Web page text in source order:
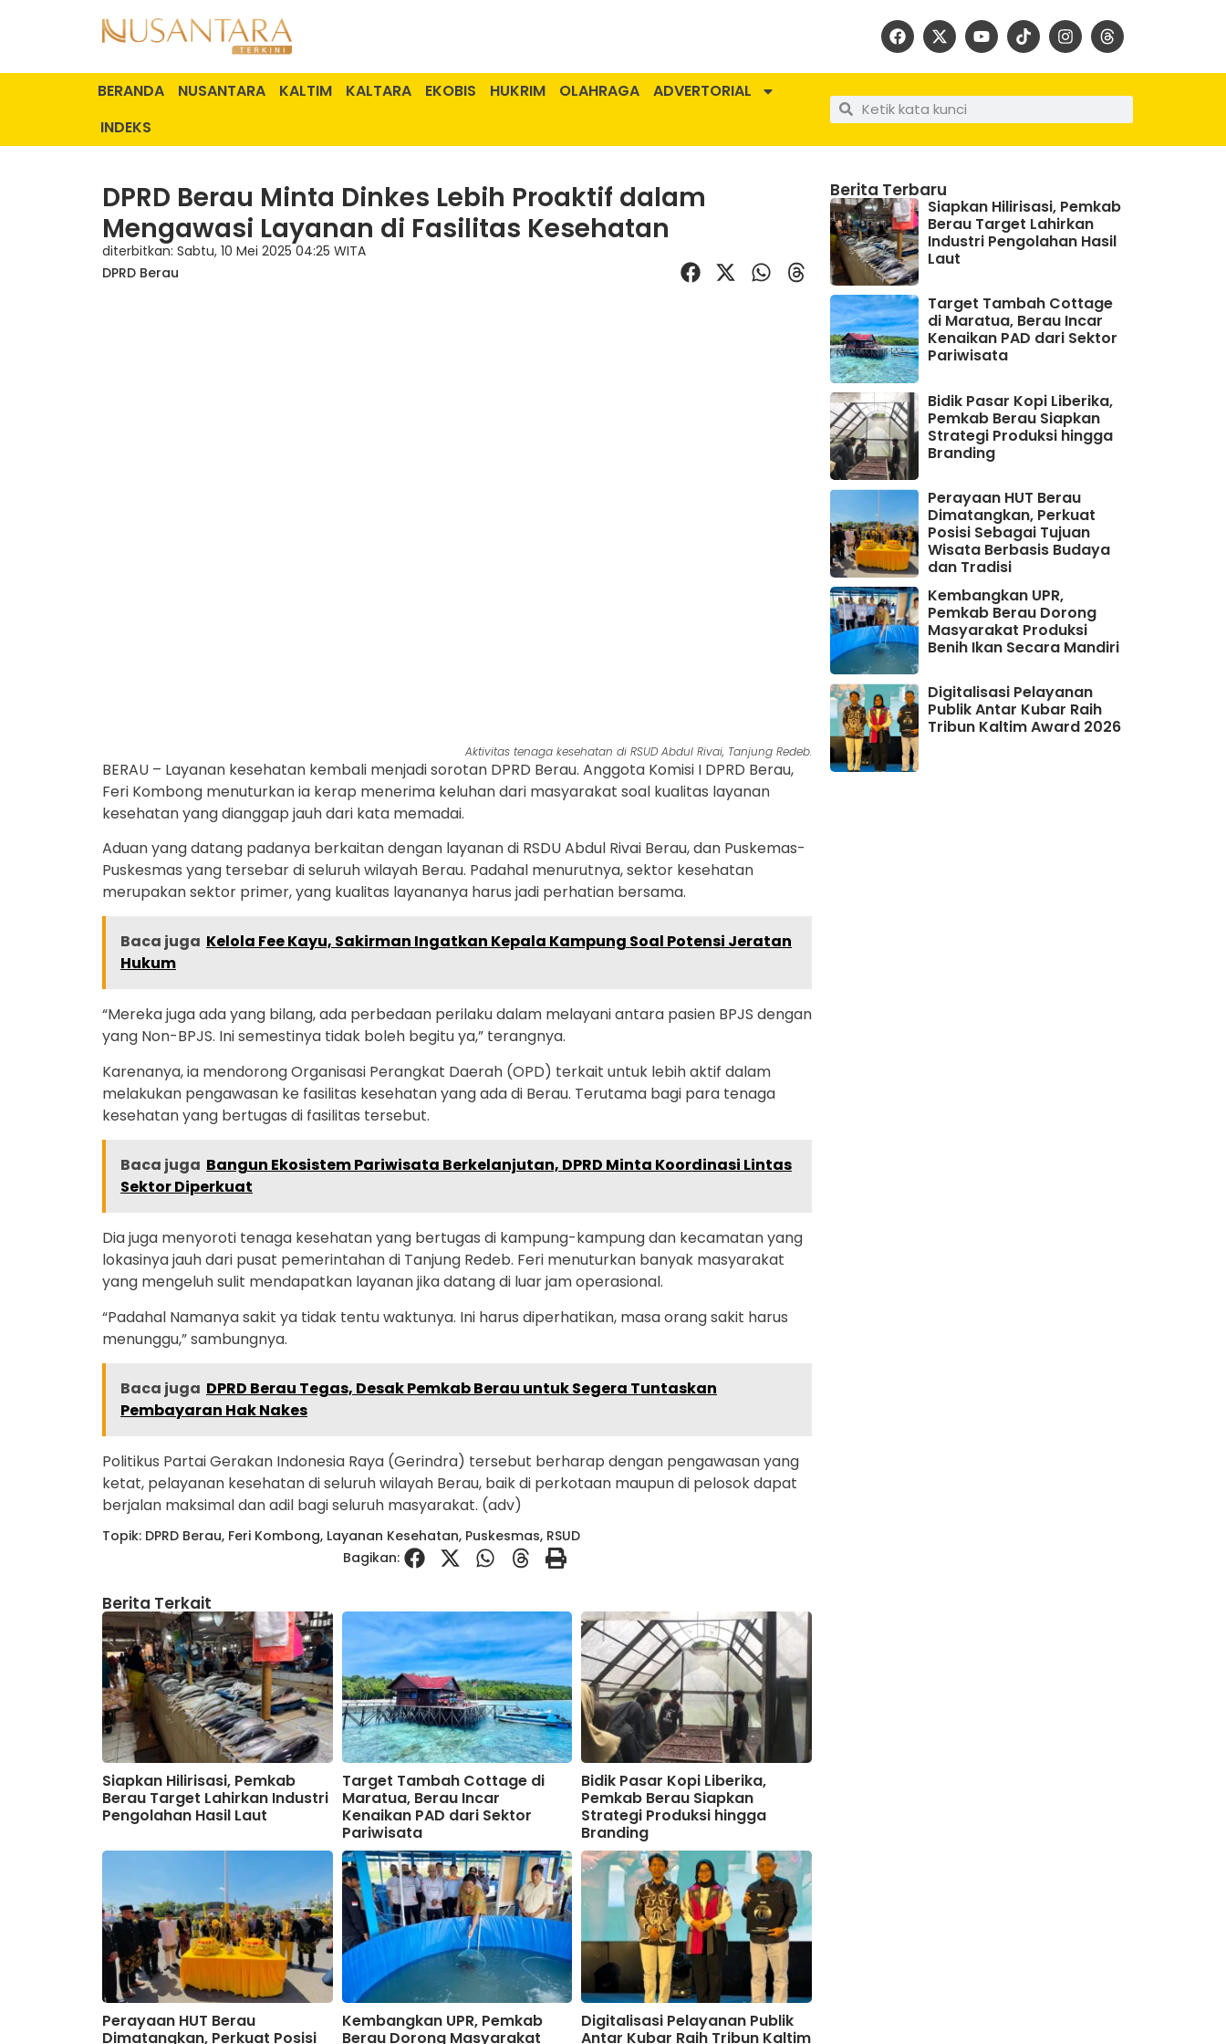
BERANDA NUSANTARA KALTIM KALTARA EKOBIS HUKRIM OLAHRAGA
ADVERTORIAL
INDEKS
DPRD Berau Minta Dinkes Lebih Proaktif dalam
Mengawasi Layanan di Fasilitas Kesehatan
diterbitkan: Sabtu, 10 Mei 2025 04:25 WITA
DPRD Berau
Aktivitas tenaga kesehatan di RSUD Abdul Rivai, Tanjung Redeb.
BERAU – Layanan kesehatan kembali menjadi sorotan DPRD Berau. Anggota Komisi I DPRD Berau,
Feri Kombong menuturkan ia kerap menerima keluhan dari masyarakat soal kualitas layanan
kesehatan yang dianggap jauh dari kata memadai.
Aduan yang datang padanya berkaitan dengan layanan di RSDU Abdul Rivai Berau, dan Puskemas-
Puskesmas yang tersebar di seluruh wilayah Berau. Padahal menurutnya, sektor kesehatan
merupakan sektor primer, yang kualitas layananya harus jadi perhatian bersama.
Baca juga Kelola Fee Kayu, Sakirman Ingatkan Kepala Kampung Soal Potensi Jeratan
Hukum
“Mereka juga ada yang bilang, ada perbedaan perilaku dalam melayani antara pasien BPJS dengan
yang Non-BPJS. Ini semestinya tidak boleh begitu ya,” terangnya.
Karenanya, ia mendorong Organisasi Perangkat Daerah (OPD) terkait untuk lebih aktif dalam
melakukan pengawasan ke fasilitas kesehatan yang ada di Berau. Terutama bagi para tenaga
kesehatan yang bertugas di fasilitas tersebut.
Baca juga Bangun Ekosistem Pariwisata Berkelanjutan, DPRD Minta Koordinasi Lintas
Sektor Diperkuat
Dia juga menyoroti tenaga kesehatan yang bertugas di kampung-kampung dan kecamatan yang
lokasinya jauh dari pusat pemerintahan di Tanjung Redeb. Feri menuturkan banyak masyarakat
yang mengeluh sulit mendapatkan layanan jika datang di luar jam operasional.
“Padahal Namanya sakit ya tidak tentu waktunya. Ini harus diperhatikan, masa orang sakit harus
menunggu,” sambungnya.
Baca juga DPRD Berau Tegas, Desak Pemkab Berau untuk Segera Tuntaskan
Pembayaran Hak Nakes
Politikus Partai Gerakan Indonesia Raya (Gerindra) tersebut berharap dengan pengawasan yang
ketat, pelayanan kesehatan di seluruh wilayah Berau, baik di perkotaan maupun di pelosok dapat
berjalan maksimal dan adil bagi seluruh masyarakat. (adv)
Topik: DPRD Berau, Feri Kombong, Layanan Kesehatan, Puskesmas, RSUD
Bagikan:
Berita Terkait
Siapkan Hilirisasi, Pemkab
Berau Target Lahirkan Industri
Pengolahan Hasil Laut
Target Tambah Cottage di
Maratua, Berau Incar
Kenaikan PAD dari Sektor
Pariwisata
Bidik Pasar Kopi Liberika,
Pemkab Berau Siapkan
Strategi Produksi hingga
Branding
Perayaan HUT Berau
Dimatangkan, Perkuat Posisi
Kembangkan UPR, Pemkab
Berau Dorong Masyarakat
Digitalisasi Pelayanan Publik
Antar Kubar Raih Tribun Kaltim
Berita Terbaru
Siapkan Hilirisasi, Pemkab
Berau Target Lahirkan
Industri Pengolahan Hasil
Laut
Target Tambah Cottage
di Maratua, Berau Incar
Kenaikan PAD dari Sektor
Pariwisata
Bidik Pasar Kopi Liberika,
Pemkab Berau Siapkan
Strategi Produksi hingga
Branding
Perayaan HUT Berau
Dimatangkan, Perkuat
Posisi Sebagai Tujuan
Wisata Berbasis Budaya
dan Tradisi
Kembangkan UPR,
Pemkab Berau Dorong
Masyarakat Produksi
Benih Ikan Secara Mandiri
Digitalisasi Pelayanan
Publik Antar Kubar Raih
Tribun Kaltim Award 2026